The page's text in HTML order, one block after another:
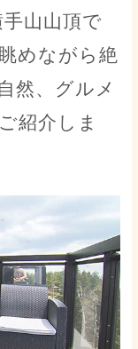
山山頂で
めながら絶
然、グルメ
紹介しま